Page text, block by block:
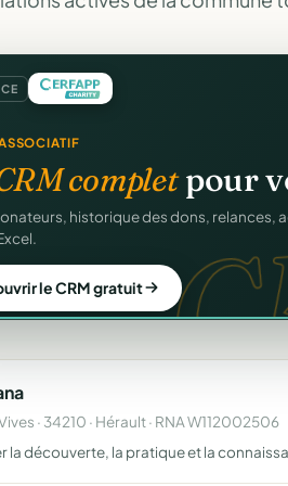
completpour
historique des dons, relances,
le CRM gratuit
DE DONS
des donsen
paiement sécurisé, reçu fiscal
100 % gratuit.
ma collecte
· 34210 · Hérault · RNA W112002506
la découverte, la pratique et la